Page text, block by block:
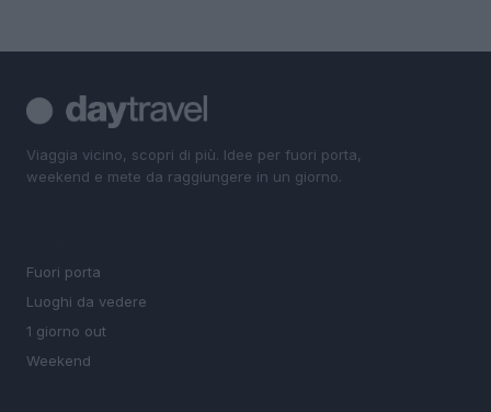
Viaggia vicino, scopri di più. Idee per fuori porta,
weekend e mete da raggiungere in un giorno.
Fuori porta
Luoghi da vedere
1 giorno out
Weekend